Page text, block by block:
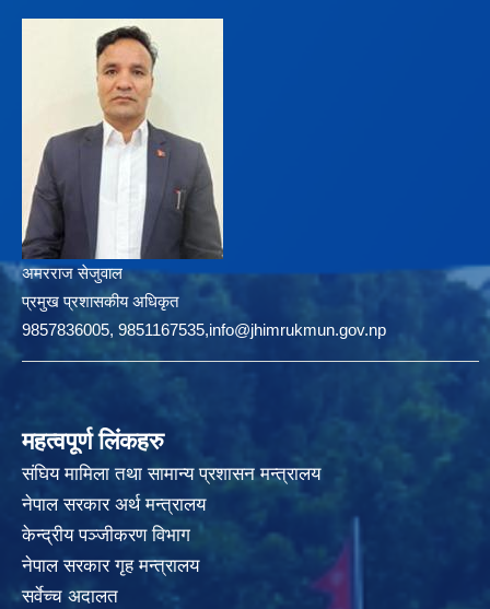
अमरराज सेजुवाल
प्रमुख प्रशासकीय अधिकृत
9857836005, 9851167535,info@jhimrukmun.gov.np
महत्वपूर्ण लिंकहरु
संघिय मामिला तथा सामान्य प्रशासन मन्त्रालय
नेपाल सरकार अर्थ मन्त्रालय
केन्द्रीय पञ्जीकरण विभाग
नेपाल सरकार गृह मन्त्रालय
सर्वेच्च अदालत